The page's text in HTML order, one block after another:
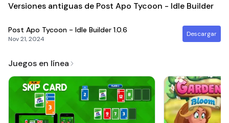
Versiones antiguas de Post Apo Tycoon - Idle Builder
Post Apo Tycoon - Idle Builder 1.0.6
Nov 21, 2024
Descargar
Juegos en línea